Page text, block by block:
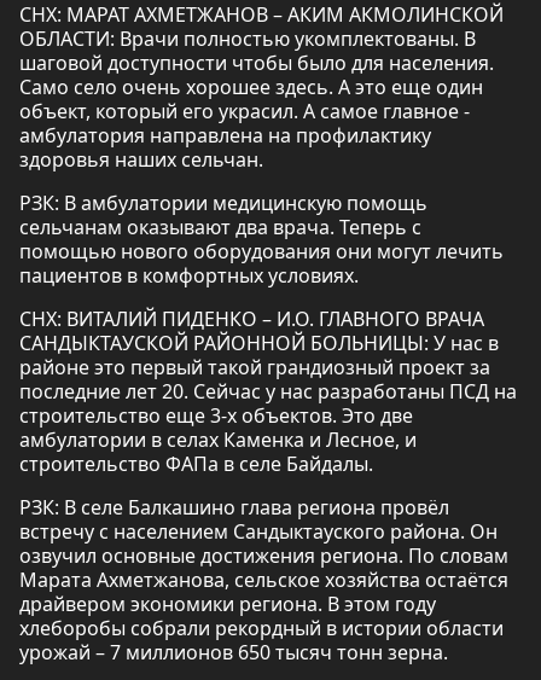
СНХ: МАРАТ АХМЕТЖАНОВ – АКИМ АКМОЛИНСКОЙ
ОБЛАСТИ: Врачи полностью укомплектованы. В
шаговой доступности чтобы было для населения.
Само село очень хорошее здесь. А это еще один
объект, который его украсил. А самое главное -
амбулатория направлена на профилактику
здоровья наших сельчан.
РЗК: В амбулатории медицинскую помощь
сельчанам оказывают два врача. Теперь с
помощью нового оборудования они могут лечить
пациентов в комфортных условиях.
СНХ: ВИТАЛИЙ ПИДЕНКО – И.О. ГЛАВНОГО ВРАЧА
САНДЫКТАУСКОЙ РАЙОННОЙ БОЛЬНИЦЫ: У нас в
районе это первый такой грандиозный проект за
последние лет 20. Сейчас у нас разработаны ПСД на
строительство еще 3-х объектов. Это две
амбулатории в селах Каменка и Лесное, и
строительство ФАПа в селе Байдалы.
РЗК: В селе Балкашино глава региона провёл
встречу с населением Сандыктауского района. Он
озвучил основные достижения региона. По словам
Марата Ахметжанова, сельское хозяйства остаётся
драйвером экономики региона. В этом году
хлеборобы собрали рекордный в истории области
урожай – 7 миллионов 650 тысяч тонн зерна.